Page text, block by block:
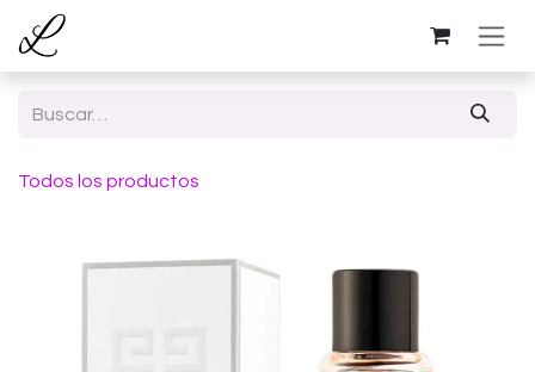
Ir al contenido
Todos los productos